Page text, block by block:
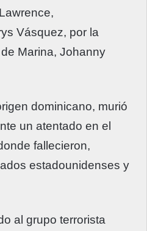
Vásquez, por la
Marina, Johanny
dominicano, murió
un atentado en el
fallecieron,
estadounidenses y
al grupo terrorista